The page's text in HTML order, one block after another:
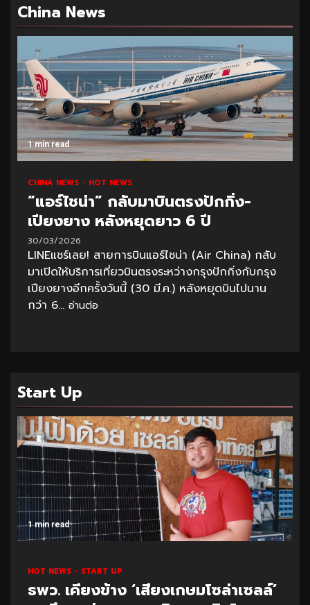
China News
1 min read
CHINA NEWS HOT NEWS
“แอร์ไชน่า” กลับมาบินตรงปักกิ่ง-
เปียงยาง หลังหยุดยาว 6 ปี
30/03/2026
LINEแชร์เลย! สายการบินแอร์ไชน่า (Air China) กลับ
มาเปิดให้บริการเที่ยวบินตรงระหว่างกรุงปักกิ่งกับกรุง
เปียงยางอีกครั้งวันนี้ (30 มี.ค.) หลังหยุดบินไปนาน
กว่า 6... อ่านต่อ
Start Up
1 min read
HOT NEWS START UP
ธพว. เคียงข้าง ‘เสียงเกษมโซล่าเซลล์’